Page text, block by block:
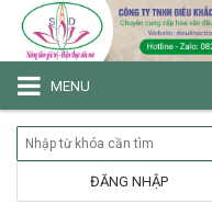
MENU
ĐĂNG NHẬP